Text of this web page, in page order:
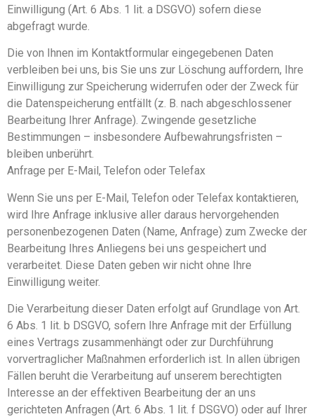
Einwilligung (Art. 6 Abs. 1 lit. a DSGVO) sofern diese
abgefragt wurde.
Die von Ihnen im Kontaktformular eingegebenen Daten
verbleiben bei uns, bis Sie uns zur Löschung auffordern, Ihre
Einwilligung zur Speicherung widerrufen oder der Zweck für
die Datenspeicherung entfällt (z. B. nach abgeschlossener
Bearbeitung Ihrer Anfrage). Zwingende gesetzliche
Bestimmungen – insbesondere Aufbewahrungsfristen –
bleiben unberührt.
Anfrage per E-Mail, Telefon oder Telefax
Wenn Sie uns per E-Mail, Telefon oder Telefax kontaktieren,
wird Ihre Anfrage inklusive aller daraus hervorgehenden
personenbezogenen Daten (Name, Anfrage) zum Zwecke der
Bearbeitung Ihres Anliegens bei uns gespeichert und
verarbeitet. Diese Daten geben wir nicht ohne Ihre
Einwilligung weiter.
Die Verarbeitung dieser Daten erfolgt auf Grundlage von Art.
6 Abs. 1 lit. b DSGVO, sofern Ihre Anfrage mit der Erfüllung
eines Vertrags zusammenhängt oder zur Durchführung
vorvertraglicher Maßnahmen erforderlich ist. In allen übrigen
Fällen beruht die Verarbeitung auf unserem berechtigten
Interesse an der effektiven Bearbeitung der an uns
gerichteten Anfragen (Art. 6 Abs. 1 lit. f DSGVO) oder auf Ihrer